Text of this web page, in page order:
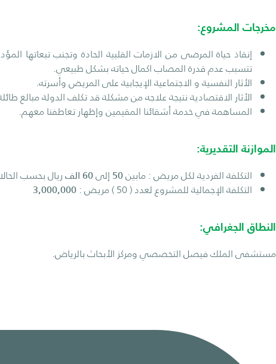
مخرجات المشروع:
إنقاذ حياة المرضى من الازمات القلبية الحادة وتجنب تبعاتها
تتسبب عدم قدرة المصاب اكمال حياته بشكل طبيعي.
الأثار النفسية و الاجتماعية الإيجابية على المريض وأسرته.
الأثار الاقتصادية نتيجة علاجه من مشكلة قد تكلف الدولة مبالغ
المساهمة في خدمة أشقائنا المقيمين وإظهار تعاطفنا معهم.
الموازنة التقديرية:
التكلفة الفردية لكل مريض : مابين50إلى60 الف ريال بحسب
التكلفة الإجمالية للمشروع لعدد ( 50 ) مريض : 3,000,000
النطاق الجغرافي:
مستشفى الملك فيصل التخصصي ومركز الأبحاث بالرياض.